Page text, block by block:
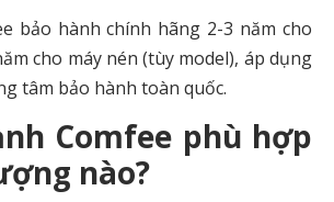
bảo hành chính hãng 2-3 năm cho
cho máy nén (tùy model), áp dụng
tâm bảo hành toàn quốc.
Comfee phù hợp
nào?